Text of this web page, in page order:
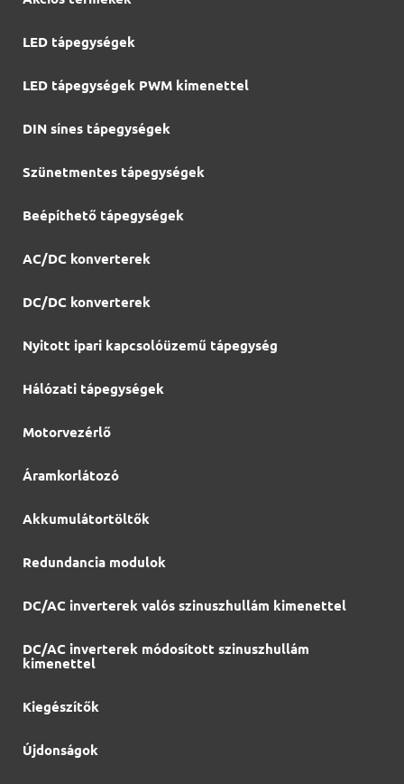
LED tápegységek
LED tápegységek PWM kimenettel
DIN sínes tápegységek
Szünetmentes tápegységek
Beépíthető tápegységek
AC/DC konverterek
DC/DC konverterek
Nyitott ipari kapcsolóüzemű tápegység
Hálózati tápegységek
Motorvezérlő
Áramkorlátozó
Akkumulátortöltők
Redundancia modulok
DC/AC inverterek valós szinuszhullám kimenettel
DC/AC inverterek módosított szinuszhullám
kimenettel
Kiegészítők
Újdonságok